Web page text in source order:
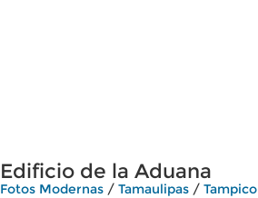
Edificio de la Aduana
Fotos Modernas / Tamaulipas / Tampico